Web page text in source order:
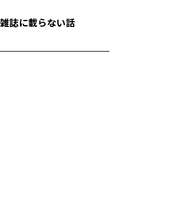
雑誌に載らない話